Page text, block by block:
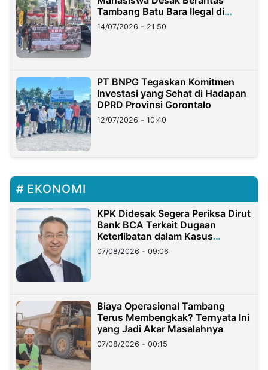
Tambang Batu Bara Ilegal di
Lampung
14/07/2026 - 21:50
PT BNPG Tegaskan Komitmen
Investasi yang Sehat di Hadapan
DPRD Provinsi Gorontalo
12/07/2026 - 10:40
EKONOMI
KPK Didesak Segera Periksa Dirut
Bank BCA Terkait Dugaan
Keterlibatan dalam Kasus
Hilangnya Dana Nasabah Rp2,58
Miliar
07/08/2026 - 09:06
Biaya Operasional Tambang
Terus Membengkak? Ternyata Ini
yang Jadi Akar Masalahnya
07/08/2026 - 00:15